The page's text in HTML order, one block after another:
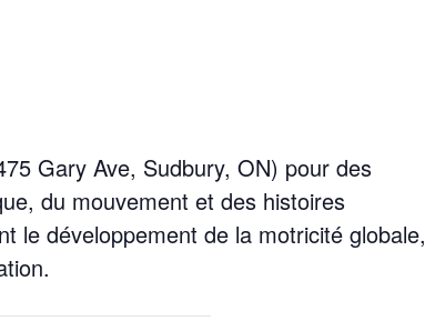
Gary Ave, Sudbury, ON) pour des
du mouvement et des histoires
le développement de la motricité globale,